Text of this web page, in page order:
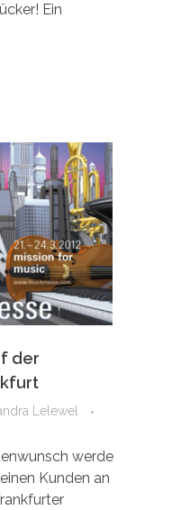
Ein
der
Lelewel
werde
Kunden an